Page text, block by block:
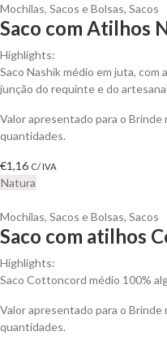
Mochilas, Sacos e Bolsas, Sacos
Saco com Atilhos
Highlights:
Saco Nashik médio em juta,
junção do requinte e do
Valor apresentado para o
quantidades.
€1,16 C/ IVA
Natura
Mochilas, Sacos e Bolsas, Sacos
Saco com atilhos
Highlights:
Saco Cottoncord médio 100%
Valor apresentado para o
quantidades.